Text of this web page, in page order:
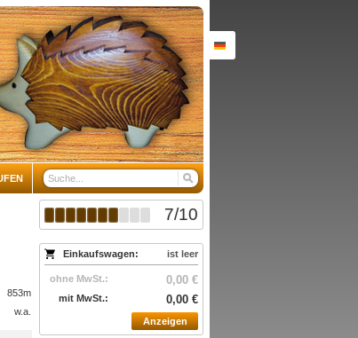
7/10
Einkaufswagen: ist leer
ohne MwSt.: 0,00 €
mit MwSt.: 0,00 €
Anzeigen
853m
w.a.